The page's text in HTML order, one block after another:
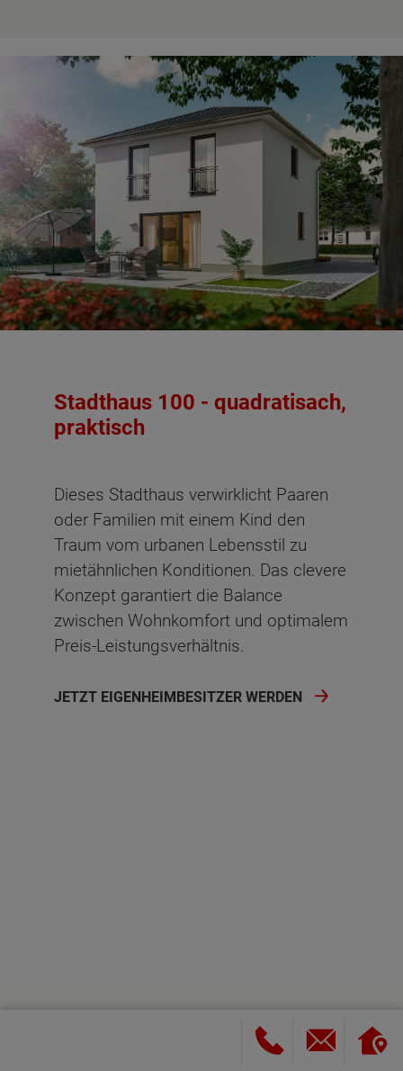
Stadthaus 100 - quadratisach,
praktisch
Dieses Stadthaus verwirklicht Paaren
oder Familien mit einem Kind den
Traum vom urbanen Lebensstil zu
mietähnlichen Konditionen. Das clevere
Konzept garantiert die Balance
zwischen Wohnkomfort und optimalem
Preis-Leistungsverhältnis.
JETZT EIGENHEIMBESITZER WERDEN